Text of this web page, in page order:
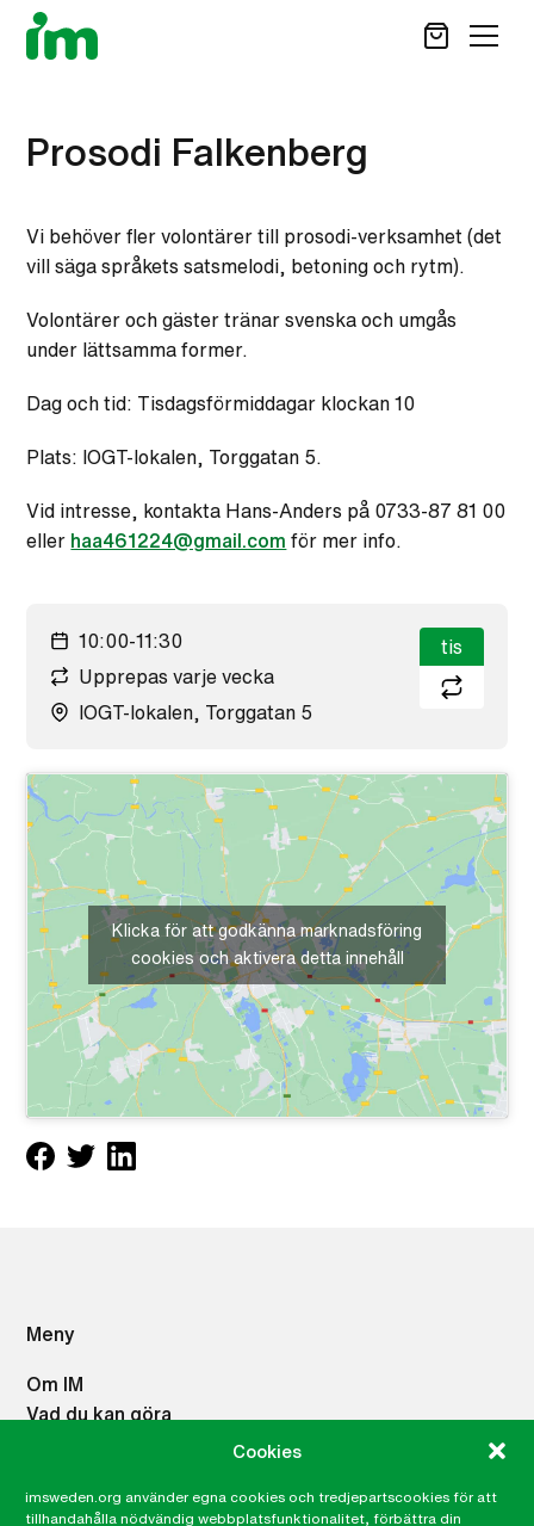
Cookies
imsweden.org använder egna cookies och tredjepartscookies för att
tillhandahålla nödvändig webbplatsfunktionalitet, förbättra din
CAREER SITE
KONTAKT
VAD VI GÖR
AKTUELLT
Prosodi Falkenberg
Vi behöver fler volontärer till prosodi-verksamhet (det
vill säga språkets satsmelodi, betoning och rytm).
Volontärer och gäster tränar svenska och umgås
under lättsamma former.
Dag och tid: Tisdagsförmiddagar klockan 10
Plats: IOGT-lokalen, Torggatan 5.
Vid intresse, kontakta Hans-Anders på 0733-87 81 00
eller haa461224@gmail.com för mer info.
tis
10:00-11:30
Upprepas varje vecka
IOGT-lokalen, Torggatan 5
Klicka för att godkänna marknadsföring
cookies och aktivera detta innehåll
Meny
Om IM
Vad du kan göra
Career site